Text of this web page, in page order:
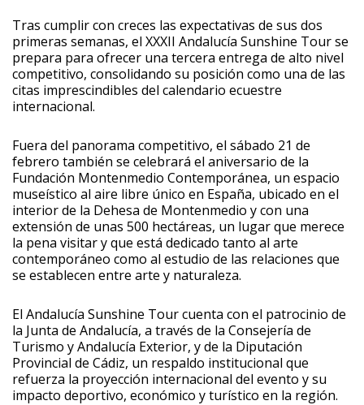
Tras cumplir con creces las expectativas de sus dos
primeras semanas, el XXXII Andalucía Sunshine Tour se
prepara para ofrecer una tercera entrega de alto nivel
competitivo, consolidando su posición como una de las
citas imprescindibles del calendario ecuestre
internacional.
Fuera del panorama competitivo, el sábado 21 de
febrero también se celebrará el aniversario de la
Fundación Montenmedio Contemporánea, un espacio
museístico al aire libre único en España, ubicado en el
interior de la Dehesa de Montenmedio y con una
extensión de unas 500 hectáreas, un lugar que merece
la pena visitar y que está dedicado tanto al arte
contemporáneo como al estudio de las relaciones que
se establecen entre arte y naturaleza.
El Andalucía Sunshine Tour cuenta con el patrocinio de
la Junta de Andalucía, a través de la Consejería de
Turismo y Andalucía Exterior, y de la Diputación
Provincial de Cádiz, un respaldo institucional que
refuerza la proyección internacional del evento y su
impacto deportivo, económico y turístico en la región.